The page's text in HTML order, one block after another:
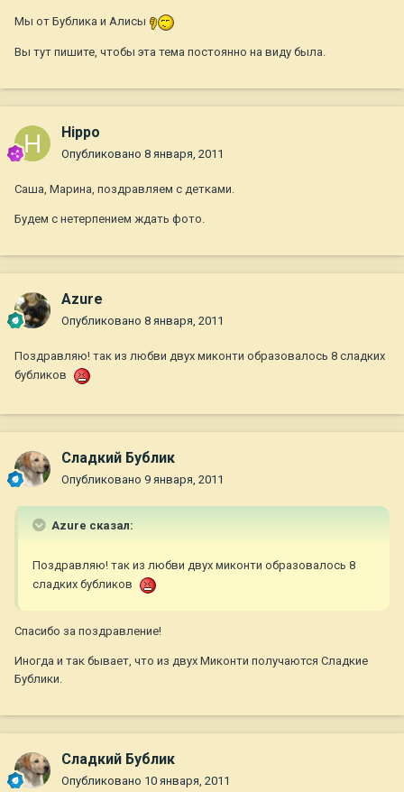
Мы от Бублика и Алисы
Вы тут пишите, чтобы эта тема постоянно на виду была.
Hippo
Опубликовано 8 января, 2011
Саша, Марина, поздравляем с детками.
Будем с нетерпением ждать фото.
Azure
Опубликовано 8 января, 2011
Поздравляю! так из любви двух миконти образовалось 8 сладких
бубликов
Сладкий Бублик
Опубликовано 9 января, 2011
Azure сказал:
Поздравляю! так из любви двух миконти образовалось 8
сладких бубликов
Спасибо за поздравление!
Иногда и так бывает, что из двух Миконти получаются Сладкие
Бублики.
Сладкий Бублик
Опубликовано 10 января, 2011